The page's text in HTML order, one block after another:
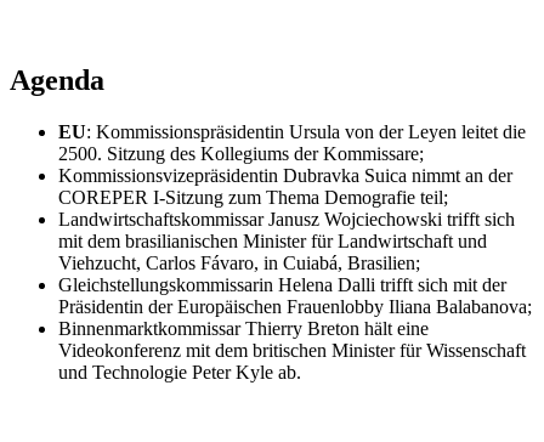
Agenda
EU: Kommissionspräsidentin Ursula von der Leyen leitet die
2500. Sitzung des Kollegiums der Kommissare;
Kommissionsvizepräsidentin Dubravka Suica nimmt an der
COREPER I-Sitzung zum Thema Demografie teil;
Landwirtschaftskommissar Janusz Wojciechowski trifft sich
mit dem brasilianischen Minister für Landwirtschaft und
Viehzucht, Carlos Fávaro, in Cuiabá, Brasilien;
Gleichstellungskommissarin Helena Dalli trifft sich mit der
Präsidentin der Europäischen Frauenlobby Iliana Balabanova;
Binnenmarktkommissar Thierry Breton hält eine
Videokonferenz mit dem britischen Minister für Wissenschaft
und Technologie Peter Kyle ab.